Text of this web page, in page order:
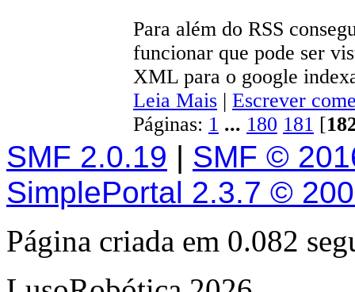
Para além do RSS
funcionar que pode ser
XML para o google
Leia Mais | Escrever
Páginas: 1 ... 180 181 [
SMF 2.0.19 | SMF ©
SimplePortal 2.3.7 ©
Página criada em 0.082